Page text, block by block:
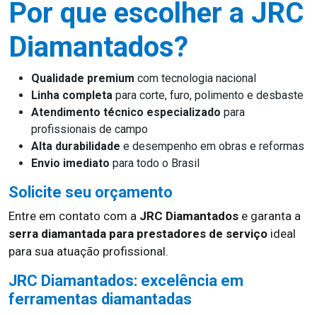
Por que escolher a JRC
Diamantados?
Qualidade premium com tecnologia nacional
Linha completa para corte, furo, polimento e desbaste
Atendimento técnico especializado para
profissionais de campo
Alta durabilidade e desempenho em obras e reformas
Envio imediato para todo o Brasil
Solicite seu orçamento
Entre em contato com a JRC Diamantados e garanta a
serra diamantada para prestadores de serviço ideal
para sua atuação profissional.
JRC Diamantados: excelência em
ferramentas diamantadas